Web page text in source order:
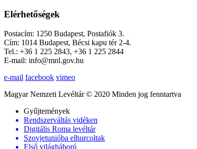
Elérhetőségek
Postacím: 1250 Budapest, Postafiók 3.
Cím: 1014 Budapest, Bécsi kapu tér 2-4.
Tel.: +36 1 225 2843, +36 1 225 2844
E-mail: info@mnl.gov.hu
e-mail facebook vimeo
Magyar Nemzeti Levéltár © 2020 Minden jog fenntartva
Gyűjtemények
Rendszerváltás vidéken
Digitális Roma levéltár
Szovjetunióba elhurcoltak
Első világháború